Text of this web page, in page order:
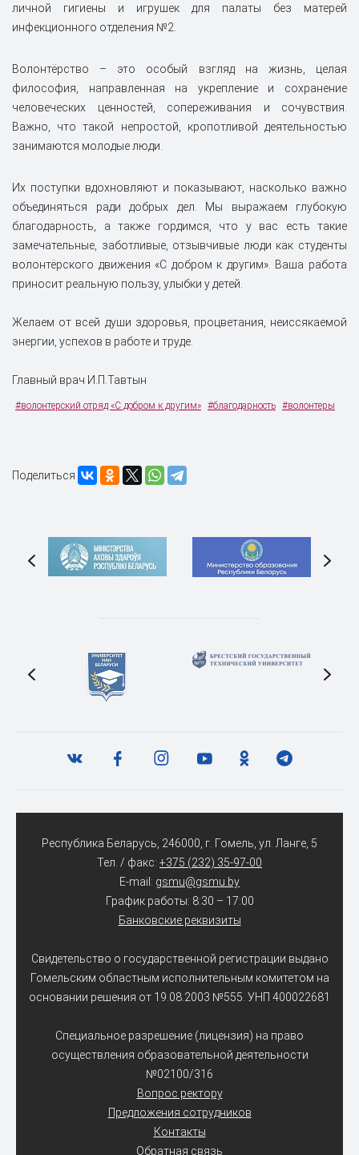
личной гигиены и игрушек для палаты без матерей
инфекционного отделения №2.
Волонтёрство – это особый взгляд на жизнь, целая
философия, направленная на укрепление и сохранение
человеческих ценностей, сопереживания и сочувствия.
Важно, что такой непростой, кропотливой деятельностью
занимаются молодые люди.
Их поступки вдохновляют и показывают, насколько важно
объединяться ради добрых дел. Мы выражаем глубокую
благодарность, а также гордимся, что у вас есть такие
замечательные, заботливые, отзывчивые люди как студенты
волонтёрского движения «С добром к другим». Ваша работа
приносит реальную пользу, улыбки у детей.
Желаем от всей души здоровья, процветания, неиссякаемой
энергии, успехов в работе и труде.
Главный врач И.П.Тавтын
#волонтерский отряд «С добром к другим» #благодарность #волонтеры
Поделиться
Республика Беларусь, 246000, г. Гомель, ул. Ланге, 5
Тел. / факс: +375 (232) 35-97-00
E-mail: gsmu@gsmu.by
График работы: 8:30 – 17:00
Банковские реквизиты
Свидетельство о государственной регистрации выдано
Гомельским областным исполнительным комитетом на
основании решения от 19.08.2003 №555. УНП 400022681
Специальное разрешение (лицензия) на право
осуществления образовательной деятельности
№02100/316
Вопрос ректору
Предложения сотрудников
Контакты
Обратная связь